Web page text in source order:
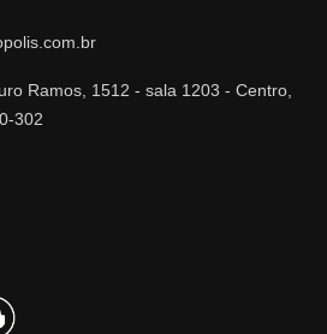
Ramos, 1512 - sala 1203 - Centro,
302